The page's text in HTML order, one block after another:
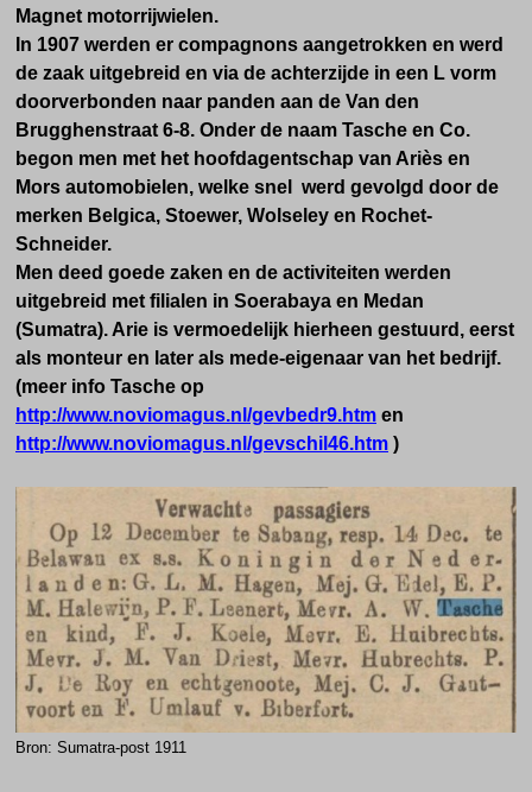
Magnet motorrijwielen.
In 1907 werden er compagnons aangetrokken en werd
de zaak uitgebreid en via de achterzijde in een L vorm
doorverbonden naar panden aan de Van den
Brugghenstraat 6-8. Onder de naam Tasche en Co.
begon men met het hoofdagentschap van Ariès en
Mors automobielen, welke snel werd gevolgd door de
merken Belgica, Stoewer, Wolseley en Rochet-
Schneider.
Men deed goede zaken en de activiteiten werden
uitgebreid met filialen in Soerabaya en Medan
(Sumatra). Arie is vermoedelijk hierheen gestuurd, eerst
als monteur en later als mede-eigenaar van het bedrijf.
(meer info Tasche op
http://www.noviomagus.nl/gevbedr9.htm en
http://www.noviomagus.nl/gevschil46.htm )
Bron: Sumatra-post 1911